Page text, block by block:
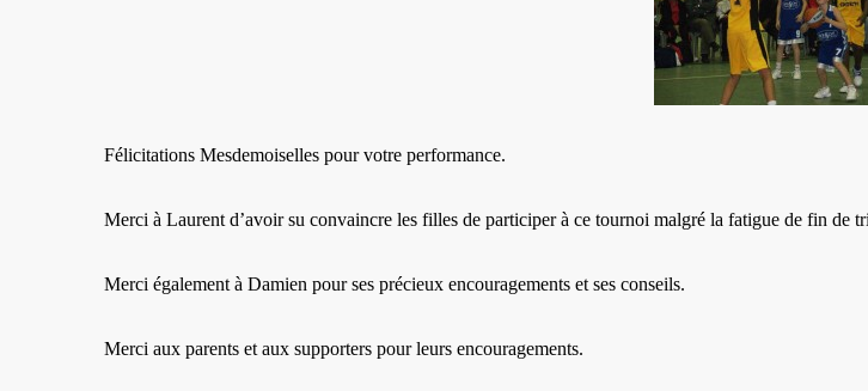
Félicitations Mesdemoiselles pour votre performance.
Merci à Laurent d’avoir su convaincre les filles de participer à ce tournoi malgré la fatigue de fin de
Merci également à Damien pour ses précieux encouragements et ses conseils.
Merci aux parents et aux supporters pour leurs encouragements.